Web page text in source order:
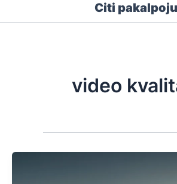
Citi
video